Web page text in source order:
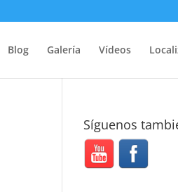
Blog Galería Vídeos
Síguenos